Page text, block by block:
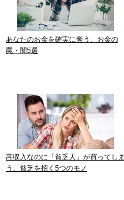
あなたのお金を確実に奪う、お金の
罠・闇5選
高収入なのに「貧乏人」が買ってしま
う、貧乏を招く5つのモノ